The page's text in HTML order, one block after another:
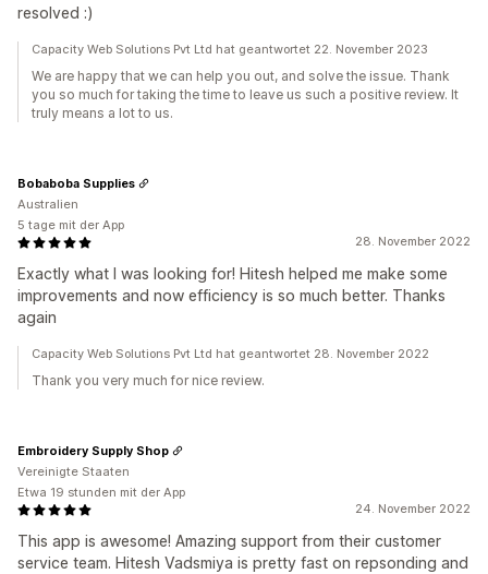
resolved :)
Capacity Web Solutions Pvt Ltd hat geantwortet 22. November 2023
We are happy that we can help you out, and solve the issue. Thank
you so much for taking the time to leave us such a positive review. It
truly means a lot to us.
28. November 2022
Exactly what I was looking for! Hitesh helped me make some
improvements and now efficiency is so much better. Thanks
again
Bobaboba Supplies
Australien
5 tage mit der App
Capacity Web Solutions Pvt Ltd hat geantwortet 28. November 2022
Thank you very much for nice review.
24. November 2022
This app is awesome! Amazing support from their customer
service team. Hitesh Vadsmiya is pretty fast on repsonding and
Embroidery Supply Shop
Vereinigte Staaten
Etwa 19 stunden mit der App